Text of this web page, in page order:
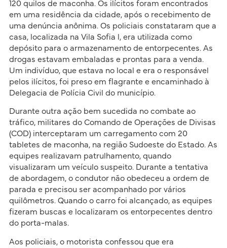
120 quilos de maconha. Os ilícitos foram encontrados
em uma residência da cidade, após o recebimento de
uma denúncia anônima. Os policiais constataram que a
casa, localizada na Vila Sofia l, era utilizada como
depósito para o armazenamento de entorpecentes. As
drogas estavam embaladas e prontas para a venda.
Um indivíduo, que estava no local e era o responsável
pelos ilícitos, foi preso em flagrante e encaminhado à
Delegacia de Polícia Civil do município.
Durante outra ação bem sucedida no combate ao
tráfico, militares do Comando de Operações de Divisas
(COD) interceptaram um carregamento com 20
tabletes de maconha, na região Sudoeste do Estado. As
equipes realizavam patrulhamento, quando
visualizaram um veículo suspeito. Durante a tentativa
de abordagem, o condutor não obedeceu a ordem de
parada e precisou ser acompanhado por vários
quilômetros. Quando o carro foi alcançado, as equipes
fizeram buscas e localizaram os entorpecentes dentro
do porta-malas.
Aos policiais, o motorista confessou que era